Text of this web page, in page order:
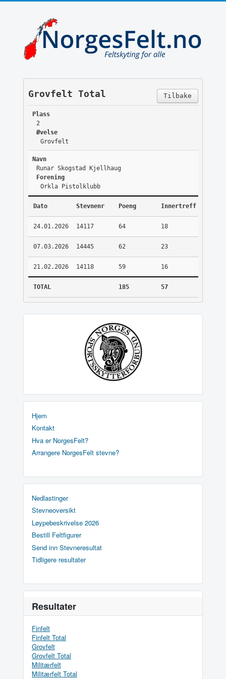
Tilbake
Grovfelt Total
Plass
2
Øvelse
Grovfelt
Navn
Runar Skogstad Kjellhaug
Forening
Orkla Pistolklubb
Dato Stevnenr Poeng Innertreff
24.01.2026 14117 64 18
07.03.2026 14445 62 23
21.02.2026 14118 59 16
TOTAL 185 57
Hjem
Kontakt
Hva er NorgesFelt?
Arrangere NorgesFelt stevne?
Nedlastinger
Stevneoversikt
Løypebeskrivelse 2026
Bestill Feltfigurer
Send inn Stevneresultat
Tidligere resultater
Resultater
Finfelt
Finfelt Total
Grovfelt
Grovfelt Total
Militærfelt
Militærfelt Total